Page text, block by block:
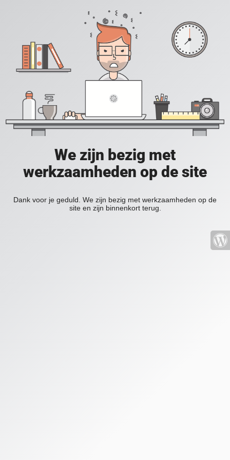
We zijn bezig met
werkzaamheden op de site
Dank voor je geduld. We zijn bezig met werkzaamheden op de
site en zijn binnenkort terug.